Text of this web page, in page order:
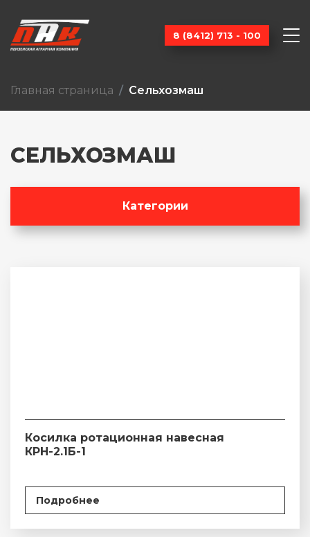
8 (8412) 713 - 100
Главная страница Сельхозмаш
СЕЛЬХОЗМАШ
Категории
Косилка ротационная навесная
КРН-2.1Б-1
Подробнее